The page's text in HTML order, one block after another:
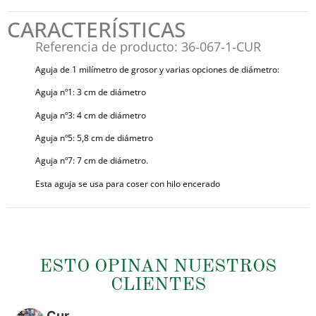
CARACTERÍSTICAS
Referencia de producto: 36-067-1-CUR
Aguja de 1 milímetro de grosor y varias opciones de diámetro:
Aguja nº1: 3 cm de diámetro
Aguja nº3: 4 cm de diámetro
Aguja nº5: 5,8 cm de diámetro
Aguja nº7: 7 cm de diámetro.
Esta aguja se usa para coser con hilo encerado
ESTO OPINAN NUESTROS
CLIENTES